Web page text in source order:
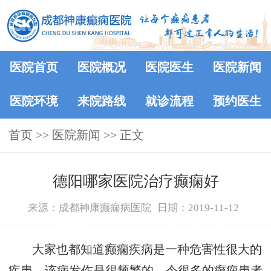
医院首页 医院概况 医院医生 医院新闻
医院环境 来院路线 就诊流程 预约医生
首页 >> 医院新闻 >> 正文
德阳哪家医院治疗癫痫好
来源：成都神康癫痫病医院 日期：2019-11-12
大家也都知道癫痫疾病是一种危害性很大的